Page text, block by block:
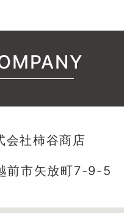
会社柿谷商店
前市矢放町7-9-5